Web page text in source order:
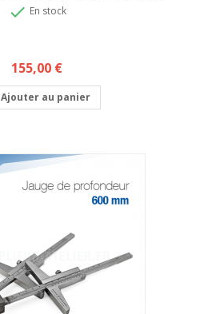
 En stock
Prix
155,00 €
Ajouter au panier